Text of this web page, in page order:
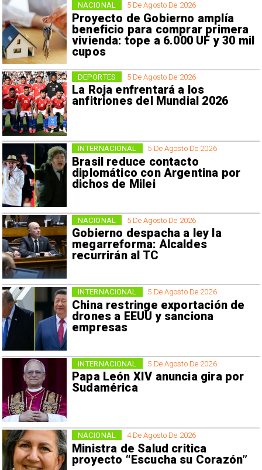
5 De Agosto De 2026
Proyecto de Gobierno amplía
beneficio para comprar primera
vivienda: tope a 6.000 UF y 30 mil
cupos
NACIONAL
5 De Agosto De 2026
La Roja enfrentará a los
anfitriones del Mundial 2026
DEPORTES
5 De Agosto De 2026
Brasil reduce contacto
diplomático con Argentina por
dichos de Milei
INTERNACIONAL
5 De Agosto De 2026
Gobierno despacha a ley la
megarreforma: Alcaldes
recurrirán al TC
NACIONAL
5 De Agosto De 2026
China restringe exportación de
drones a EEUU y sanciona
empresas
INTERNACIONAL
5 De Agosto De 2026
Papa León XIV anuncia gira por
Sudamérica
INTERNACIONAL
4 De Agosto De 2026
Ministra de Salud critica
proyecto “Escucha su Corazón”
NACIONAL